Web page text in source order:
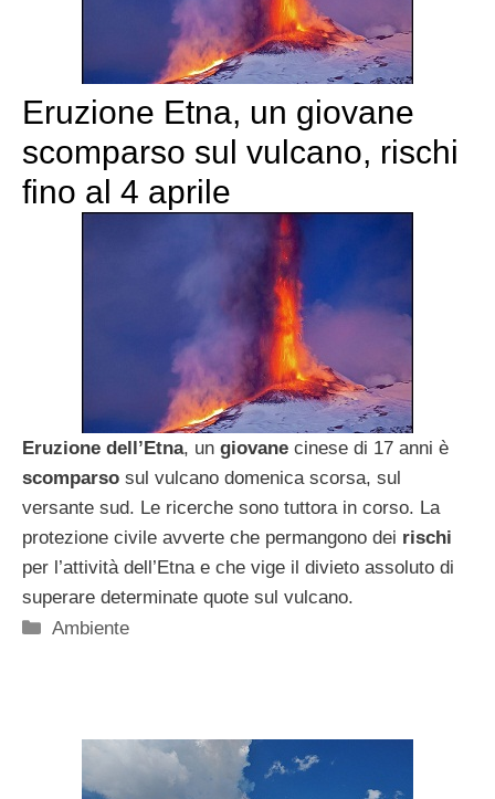
Eruzione Etna, un giovane
scomparso sul vulcano, rischi
fino al 4 aprile
Eruzione dell’Etna, un giovane cinese di 17 anni è
scomparso sul vulcano domenica scorsa, sul
versante sud. Le ricerche sono tuttora in corso. La
protezione civile avverte che permangono dei rischi
per l’attività dell’Etna e che vige il divieto assoluto di
superare determinate quote sul vulcano.
Categorie
Ambiente